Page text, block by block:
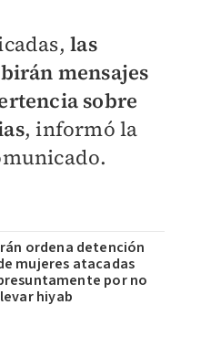
las
mensajes
sobre
, informó la
ordena detención
mujeres atacadas
por no
hiyab